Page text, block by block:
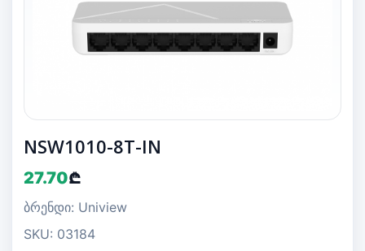
NSW1010-8T-IN
27.70₾
ბრენდი: Uniview
SKU: 03184